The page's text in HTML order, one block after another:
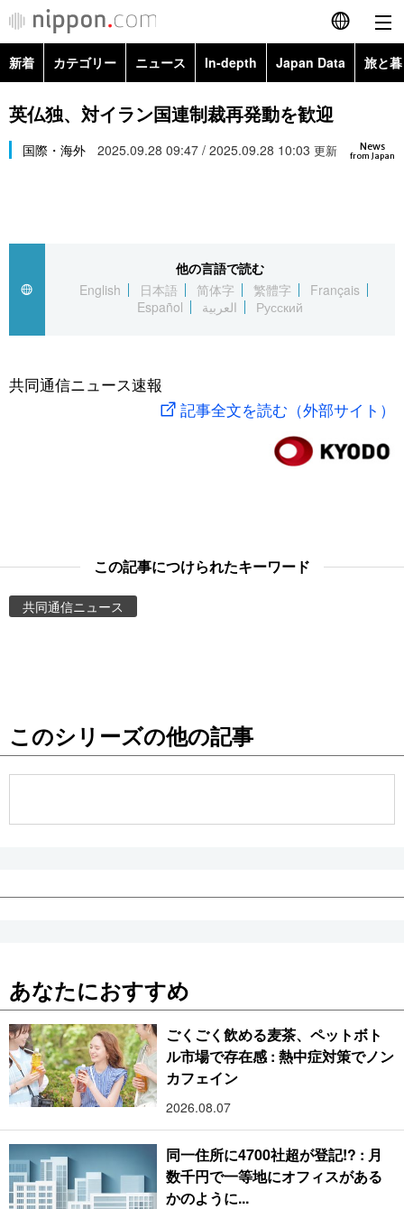
English
简体字
繁體字
العربية
社会
旅と暮らし
東京
新着 カテゴリー ニュース In-depth Japan Data 旅と
政治・外交
経済・ビジネス
社会
文化
科学・技術
暮らし
Topics
Images
お知らせ
英仏独、対イラン国連制裁再発動を歓迎
News
from Japan
国際・海外 2025.09.28 09:47 / 2025.09.28 10:03 更新
他の言語で読む
English
日本語 简体字 繁體字
Français
Español
العربية Русский
共同通信ニュース速報
記事全文を読む（外部サイト）
この記事につけられたキーワード
共同通信ニュース
このシリーズの他の記事
あなたにおすすめ
ごくごく飲める麦茶、ペットボト
ル市場で存在感 : 熱中症対策でノン
カフェイン
2026.08.07
同一住所に4700社超が登記!? : 月
数千円で一等地にオフィスがある
かのように...